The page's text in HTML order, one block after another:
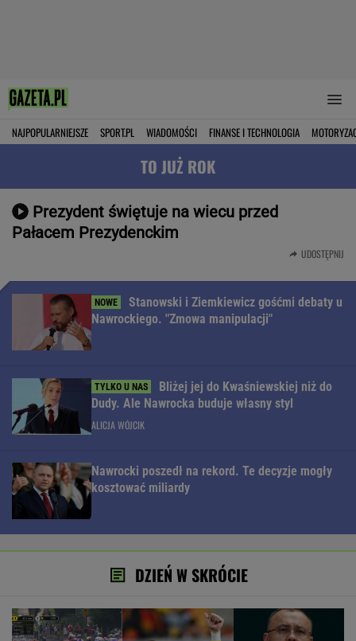
NAJPOPULARNIEJSZE SPORT.PL WIADOMOŚCI FINANSE I TECHNOLOGIA
TO JUŻ ROK
Prezydent świętuje na wiecu przed
Pałacem Prezydenckim
UDOSTĘPNIJ
Stanowski i Ziemkiewicz gośćmi debaty u
Nawrockiego. "Zmowa manipulacji"
Bliżej jej do Kwaśniewskiej niż do
Dudy. Ale Nawrocka buduje własny styl
ALICJA WÓJCIK
Nawrocki poszedł na rekord. Te decyzje mogły
kosztować miliardy
DZIEŃ W SKRÓCIE